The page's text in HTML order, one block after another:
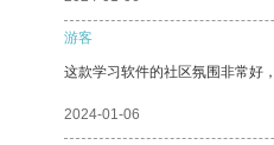
游客
这款学习软件的社区氛围非常好
2024-01-06